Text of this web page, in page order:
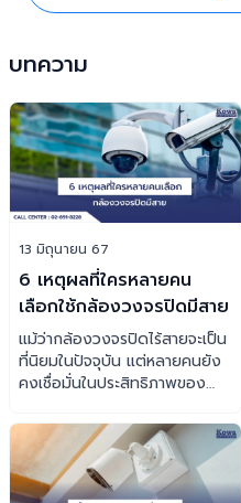
บทความ
13 มิถุนายน 67
6 เหตุผลที่ใครหลายคน
เลือกใช้กล้องวงจรปิดมีสาย
แม้ว่ากล้องวงจรปิดไร้สายจะเป็น
ที่นิยมในปัจจุบัน แต่หลายคนยัง
คงเชื่อมั่นในประสิทธิภาพของ
ประเภทนี้ดีอย่างไร เรามี 5
เหตุผลมาฝากครับ